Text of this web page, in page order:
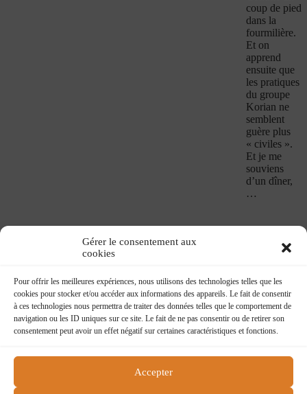
Gérer le consentement aux
cookies
Pour offrir les meilleures expériences, nous utilisons des technologies telles que les
cookies pour stocker et/ou accéder aux informations des appareils. Le fait de consentir
à ces technologies nous permettra de traiter des données telles que le comportement de
navigation ou les ID uniques sur ce site. Le fait de ne pas consentir ou de retirer son
consentement peut avoir un effet négatif sur certaines caractéristiques et fonctions.
Accepter
coup de pied
dans la
fourmilière.
Et on
apprend
ensuite que
les pratiques
du groupe
Korian ne
semblent
guère plus
« civiles ».
Et je me
souviens
d’un dîner,
…
Confesse
Flying boat